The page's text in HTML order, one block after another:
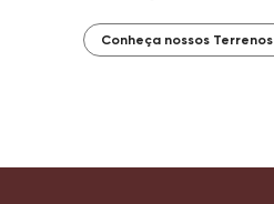
Conheça nossos Terrenos